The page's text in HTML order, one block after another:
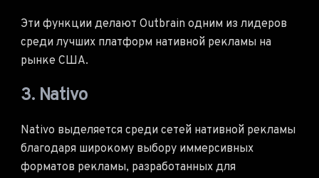
Эти функции делают Outbrain одним из лидеров
среди лучших платформ нативной рекламы на
рынке США.
3. Nativo
Nativo выделяется среди сетей нативной рекламы
благодаря широкому выбору иммерсивных
форматов рекламы, разработанных для